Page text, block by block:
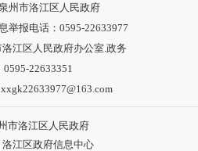
州市洛江区人民政府
举报电话：0595-22633977
江区人民政府办公室.政务
0595-22633351
市洛江区人民政府
洛江区政府信息中心